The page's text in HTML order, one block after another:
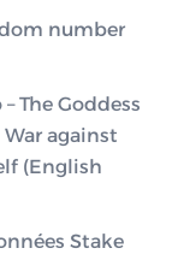
number
The Goddess
against
(English
Stake